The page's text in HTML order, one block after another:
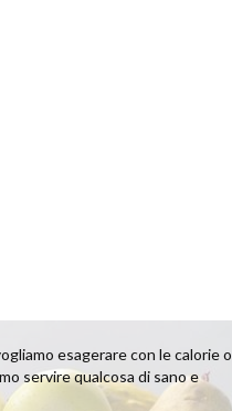
esagerare con le calorie o
servire qualcosa di sano e